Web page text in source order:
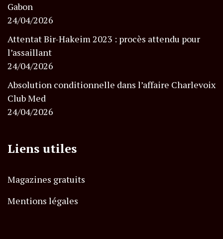
Gabon
24/04/2026
Attentat Bir-Hakeim 2023 : procès attendu pour
l’assaillant
24/04/2026
Absolution conditionnelle dans l’affaire Charlevoix
Club Med
24/04/2026
Liens utiles
Magazines gratuits
Mentions légales